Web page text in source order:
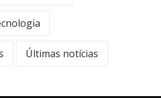
Últimas notícias